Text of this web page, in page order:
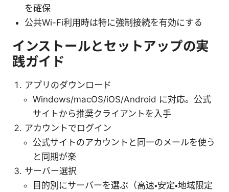
を確保
公共Wi-Fi利用時は特に強制接続を有効にする
インストールとセットアップの実
践ガイド
アプリのダウンロード
Windows/macOS/iOS/Android に対応。公式
サイトから推奨クライアントを入手
アカウントでログイン
公式サイトのアカウントと同一のメールを使う
と同期が楽
サーバー選択
目的別にサーバーを選ぶ（高速・安定・地域限定